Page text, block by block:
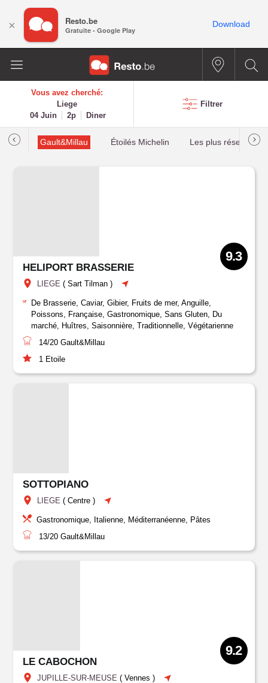
Vous avez cherché:
Liege
04 Juin
2p Diner
Filtrer
Gault&Millau Étoilés Michelin Les plus réservés
HELIPORT BRASSERIE
LIEGE (Sart Tilman )
9.3
De Brasserie, Caviar, Gibier, Fruits de mer, Anguille,
Poissons, Française, Gastronomique, Sans Gluten, Du
marché, Huîtres, Saisonnière, Traditionnelle, Végétarienne
14/20 Gault&Millau
1 Etoile
SOTTOPIANO
LIEGE (Centre )
Gastronomique, Italienne, Méditerranéenne, Pâtes
13/20 Gault&Millau
LE CABOCHON
JUPILLE-SUR-MEUSE (Vennes )
9.2
× Resto.be
Gratuite - Google Play
Download